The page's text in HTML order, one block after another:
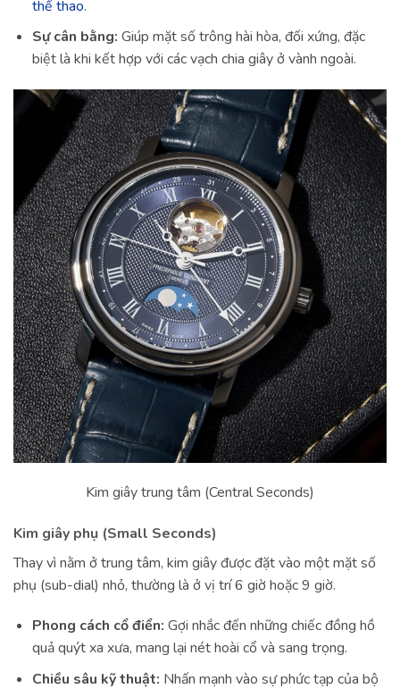
thể thao.
Sự cân bằng: Giúp mặt số trông hài hòa, đối xứng, đặc
biệt là khi kết hợp với các vạch chia giây ở vành ngoài.
Kim giây trung tâm (Central Seconds)
Kim giây phụ (Small Seconds)
Thay vì nằm ở trung tâm, kim giây được đặt vào một mặt số
phụ (sub-dial) nhỏ, thường là ở vị trí 6 giờ hoặc 9 giờ.
Phong cách cổ điển: Gợi nhắc đến những chiếc đồng hồ
quả quýt xa xưa, mang lại nét hoài cổ và sang trọng.
Chiều sâu kỹ thuật: Nhấn mạnh vào sự phức tạp của bộ